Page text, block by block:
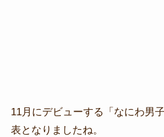
11月にデビューする「なにわ男
表となりましたね。